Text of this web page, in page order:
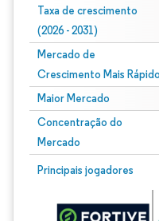
Taxa de crescimento
(2026 - 2031)
Mercado de
Crescimento Mais Rápido
Maior Mercado
Concentração do
Mercado
Principais jogadores
Imagem © Mordor